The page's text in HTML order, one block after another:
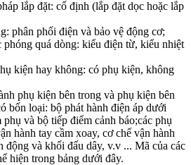
lắp đặt: cố định (lắp đặt dọc hoặc lắp
phân phối điện và bảo vệ động cơ;
phóng quá dòng: kiểu điện từ, kiểu nhiệt
kiện hay không: có phụ kiện, không
phụ kiện bên trong và phụ kiện bên
bốn loại: bộ phát hành điện áp dưới
và bộ tiếp điểm cảnh báo;các phụ
hành tay cầm xoay, cơ chế vận hành
động và khối đấu dây, v.v ... Mã của các
hiện trong bảng dưới đây.